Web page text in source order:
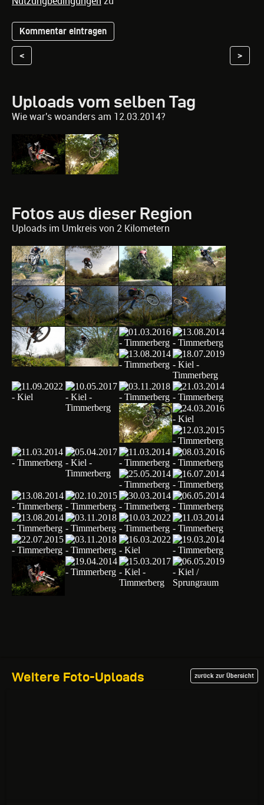
< >
Uploads vom selben Tag
Wie war's woanders am 12.03.2014?
Fotos aus dieser Region
Uploads im Umkreis von 2 Kilometern
Weitere Foto-Uploads zurück zur Übersicht